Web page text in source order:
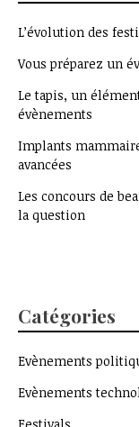
L’évolution des
Vous préparez un
Le tapis, un
évènements
Implants
avancées
Les concours de
la question
Catégories
Evènements
Evènements